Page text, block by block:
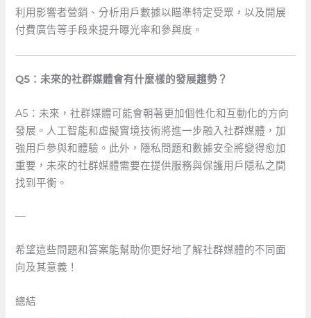
利用影響者營銷、分析用戶數據以瞄準特定受眾，以及開展
付費廣告等手段來提升曝光率和參與度。
Q5：未來的社群媒體會有什麼樣的發展趨勢？
A5：未來，社群媒體可能會朝著更加個性化和互動化的方向
發展。人工智能和虛擬實境技術將進一步融入社群媒體，加
強用戶參與和體驗。此外，隱私問題和數據安全將變得愈加
重要，未來的社群媒體需要在提供服務與保護用戶隱私之間
找到平衡。
—
希望這些問題和答案能幫助你更好地了解社群媒體的不同面
向及其意義！
總結